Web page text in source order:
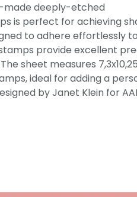
made deeply-etched
is perfect for achieving
to adhere effortlessly
provide excellent
sheet measures
ideal for adding a
by Janet Klein for